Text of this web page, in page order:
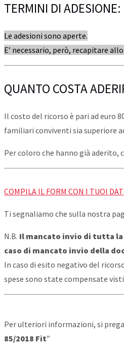
TERMINI DI ADESIONE:
Le adesioni sono aperte.
E’ necessario, però, recapitare
QUANTO COSTA
Il costo del ricorso è pari ad euro
familiari conviventi sia superiore
Per coloro che hanno già
COMPILA IL FORM CON I TUOI
Ti segnaliamo che sulla nostra
N.B. Il mancato invio di tutta la
caso di mancato invio della
In caso di esito negativo del
spese sono state compensate
​Per ulteriori informazioni, si
85/2018 Fit”